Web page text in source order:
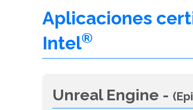
Aplicaciones
Intel®
Unreal Engine -